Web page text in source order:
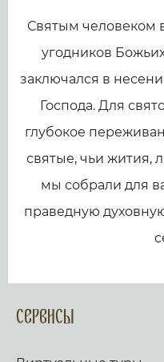
Святым человеком
угодников
заключался в
Господа. Для
глубокое
святые, чьи жития,
мы собрали для
праведную
Сервисы